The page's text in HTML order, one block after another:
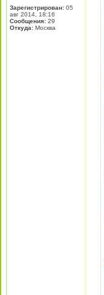
Зарегистрирован: 05
авг 2014, 18:16
Сообщения: 29
Откуда: Москва